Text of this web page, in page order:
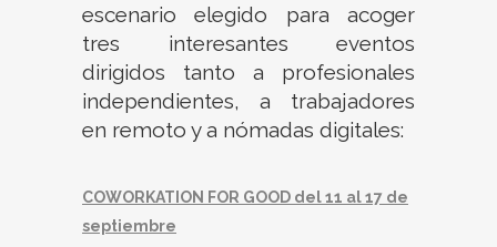
escenario elegido para acoger
tres interesantes eventos
dirigidos tanto a profesionales
independientes, a trabajadores
en remoto y a nómadas digitales:
COWORKATION FOR GOOD del 11 al 17 de
septiembre